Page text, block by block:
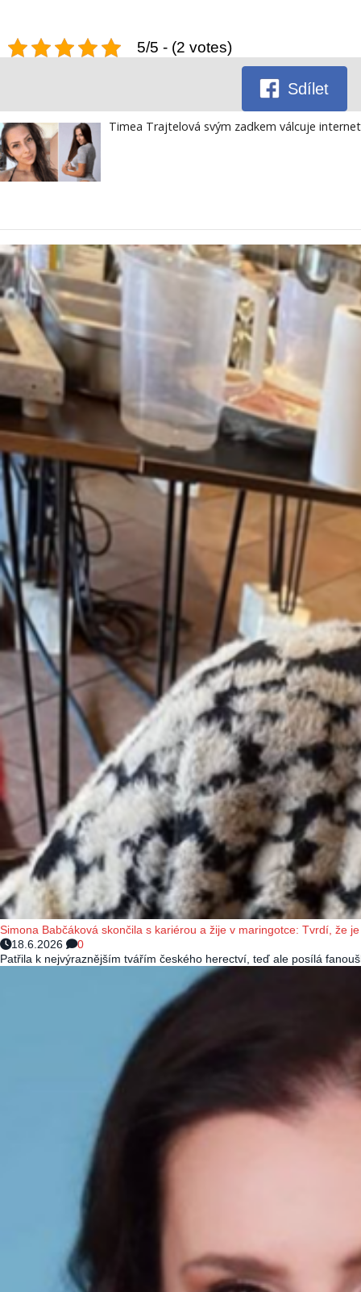
5/5 - (2 votes)
Sdílet
Timea Trajtelová svým zadkem válcuje
Simona Babčáková skončila s kariérou a žije v maringotce: Tvrdí, že
18.6.2026
0
Patřila k nejvýraznějším tvářím českého herectví, teď ale posílá